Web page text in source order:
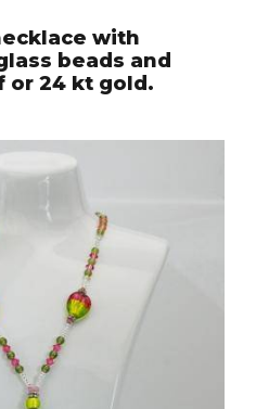
with
beads and
or 24 kt gold.